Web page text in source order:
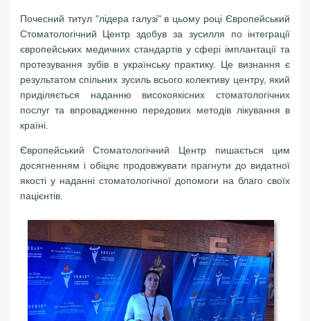
Почесний титул "лідера галузі" в цьому році Європейський
Стоматологічний Центр здобув за зусилля по інтеграції
європейських медичних стандартів у сфері імплантації та
протезування зубів в українську практику. Це визнання є
результатом спільних зусиль всього колективу центру, який
приділяється наданню високоякісних стоматологічних
послуг та впровадженню передових методів лікування в
країні.
Європейський Стоматологічний Центр пишається цим
досягненням і обіцяє продовжувати прагнути до видатної
якості у наданні стоматологічної допомоги на благо своїх
пацієнтів.